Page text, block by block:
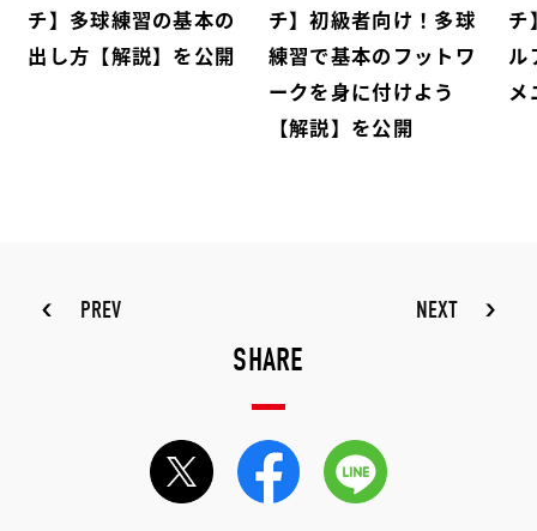
チ】多球練習の基本の
出し方【解説】を公開
チ】初級者向け！多球
練習で基本のフットワ
ークを身に付けよう
【解説】を公開
チ
ル
メ
PREV NEXT
SHARE